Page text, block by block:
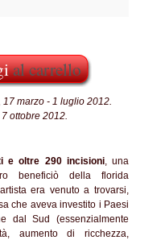
al carrello
marzo - 1 luglio 2012.
ottobre 2012.
e oltre 290 incisioni, una
beneficiò della florida
era venuto a trovarsi,
che aveva investito i Paesi
dal Sud (essenzialmente
aumento di ricchezza,